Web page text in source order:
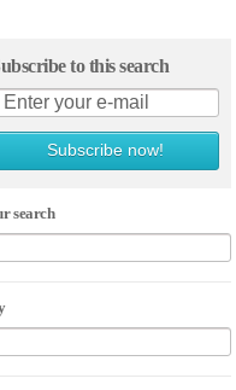
to this search
Subscribe now!
search